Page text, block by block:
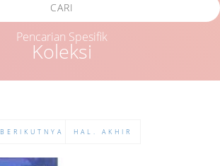
Koleksi
CARI
Pencarian Spesifik
BERIKUTNYA HAL. AKHIR